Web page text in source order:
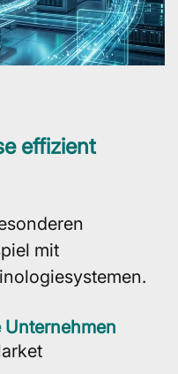
effizient
mit